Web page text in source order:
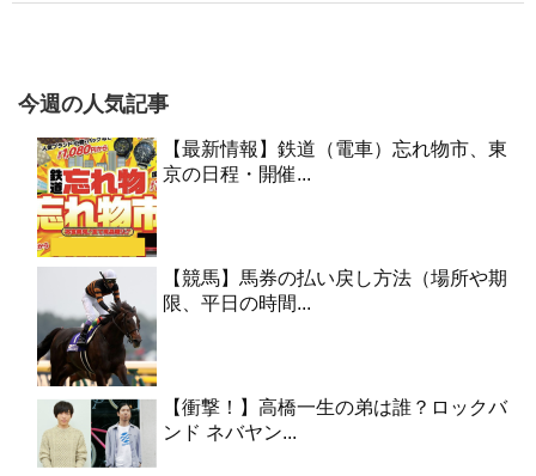
今週の人気記事
【最新情報】鉄道（電車）忘れ物市、東
京の日程・開催...
【競馬】馬券の払い戻し方法（場所や期
限、平日の時間...
【衝撃！】高橋一生の弟は誰？ロックバ
ンド ネバヤン...